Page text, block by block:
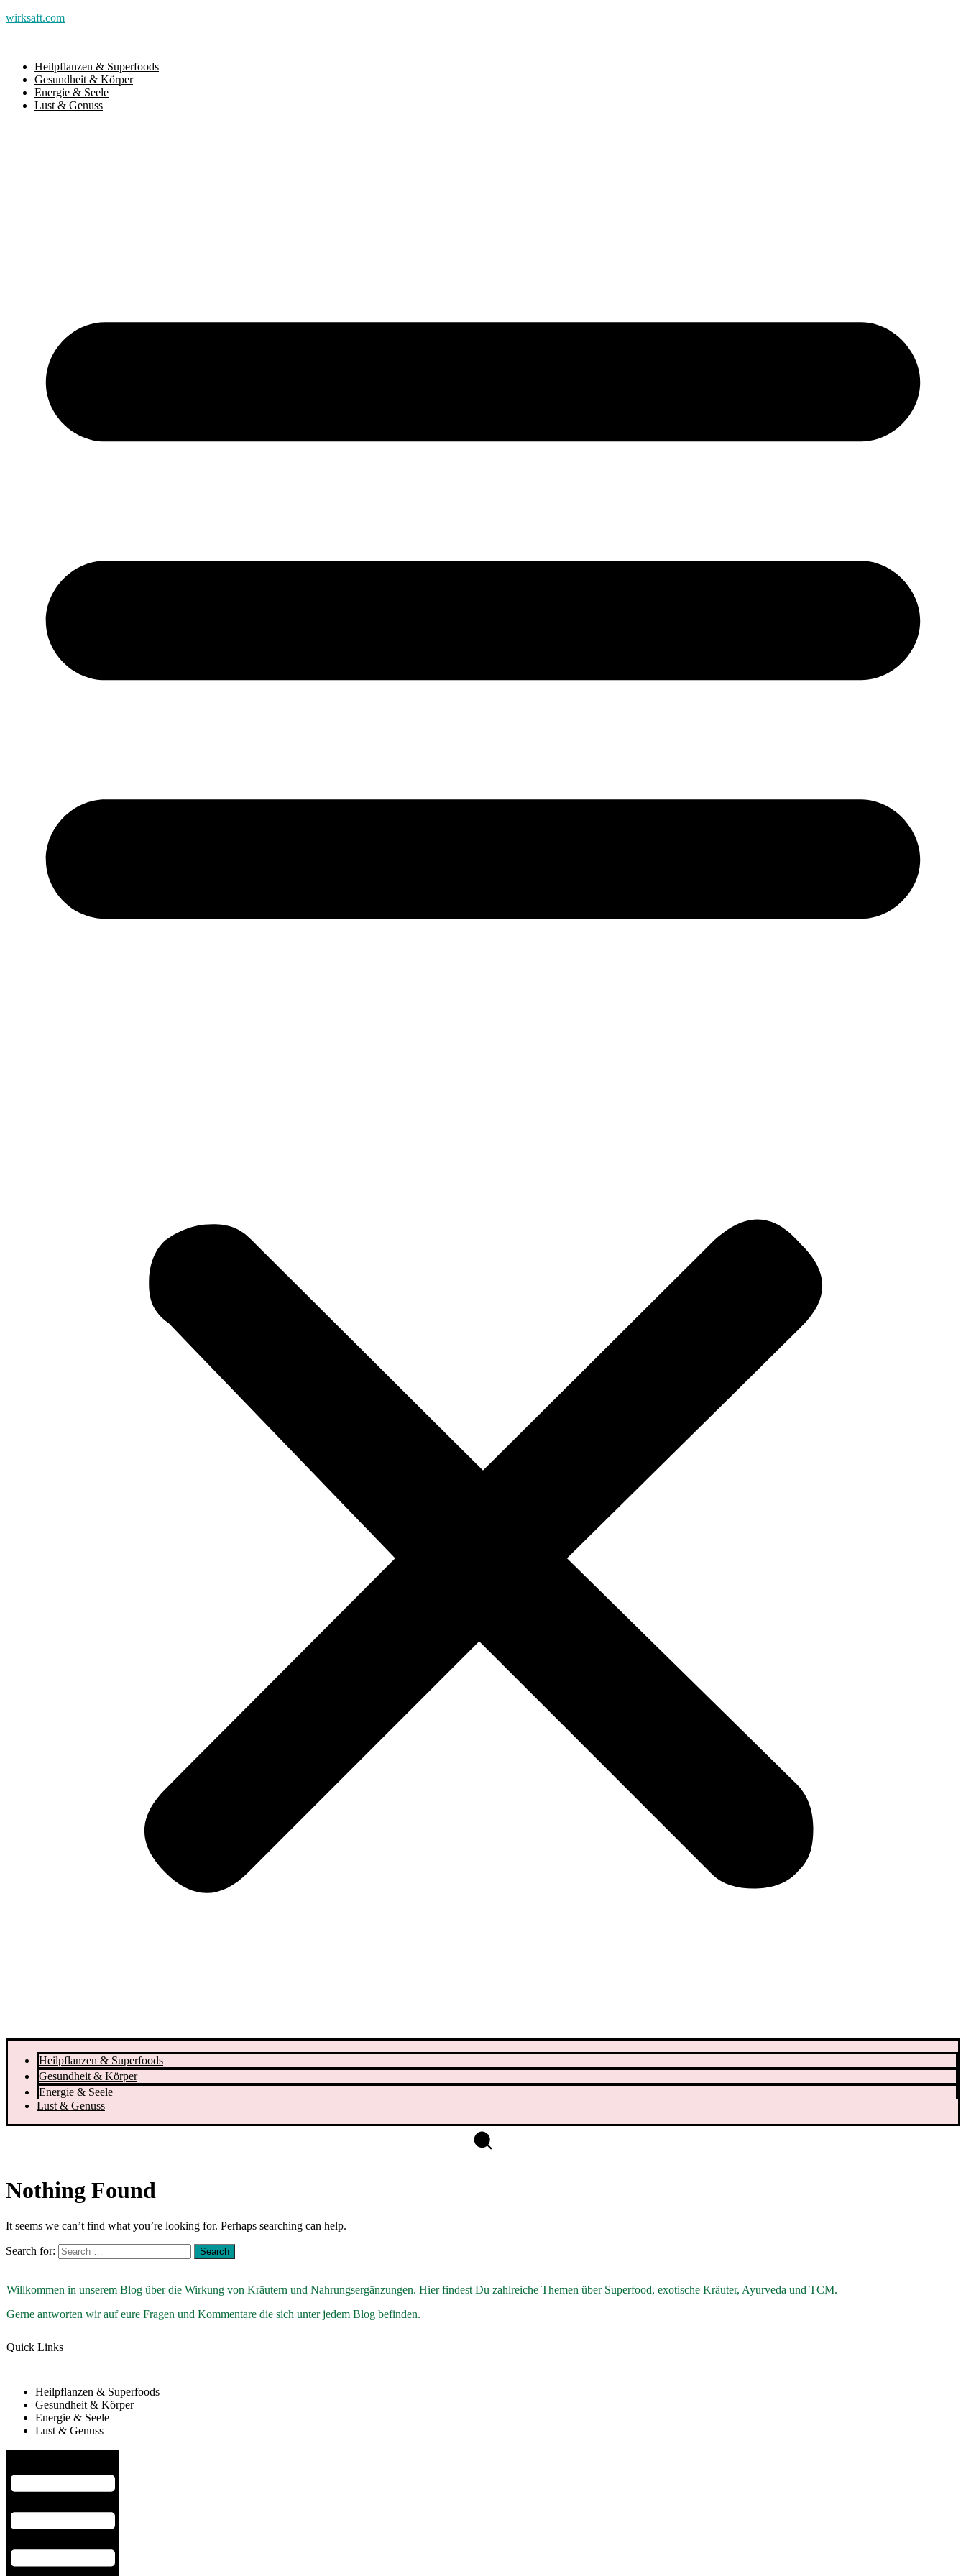
wirksaft.com
Heilpflanzen & Superfoods
Gesundheit & Körper
Energie & Seele
Lust & Genuss
Heilpflanzen & Superfoods
Gesundheit & Körper
Energie & Seele
Lust & Genuss
Nothing Found
It seems we can’t find what you’re looking for. Perhaps searching can help.
Search for:
Willkommen in unserem Blog über die Wirkung von Kräutern und Nahrungsergänzungen. Hier findest Du zahlreiche Themen über Superfood, exotische Kräuter, Ayurveda und TCM.
Gerne antworten wir auf eure Fragen und Kommentare die sich unter jedem Blog befinden.
Quick Links
Heilpflanzen & Superfoods
Gesundheit & Körper
Energie & Seele
Lust & Genuss